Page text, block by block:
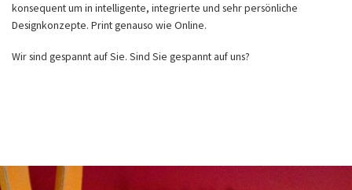
konsequent um in intelligente, integrierte und sehr persönliche
Designkonzepte. Print genauso wie Online.
Wir sind gespannt auf Sie. Sind Sie gespannt auf uns?